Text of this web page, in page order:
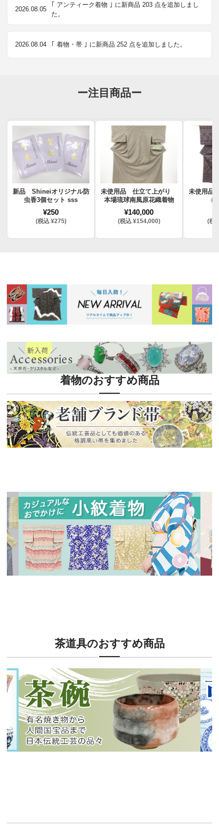
2026.08.05
｢ アンティーク着物 ｣ に新商品 203 点を追加しまし
た。
2026.08.04 ｢ 着物・帯 ｣ に新商品 252 点を追加しました。
ー注目商品ー
新品 Shineiオリジナル防
虫香3個セット sss
¥250
(税込 ¥275)
未使用品 仕立て上がり
本場琉球南風原花織着物
¥140,000
(税込 ¥154,000)
未使用品
(税
着物のおすすめ商品
茶道具のおすすめ商品